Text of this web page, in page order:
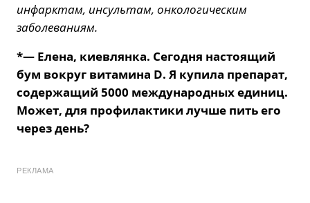
инфарктам, инсультам, онкологическим
заболеваниям.
*— Елена, киевлянка. Сегодня настоящий
бум вокруг витамина D. Я купила препарат,
содержащий 5000 международных единиц.
Может, для профилактики лучше пить его
через день?
РЕКЛАМА